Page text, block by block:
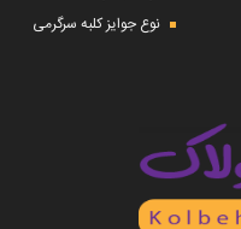
نوع جوایز کلبه سرگرمی